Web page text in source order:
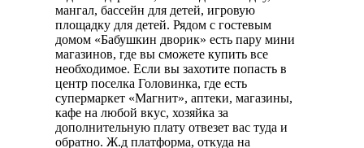
мангал, бассейн для детей, игровую
площадку для детей. Рядом с гостевым
домом «Бабушкин дворик» есть пару мини
магазинов, где вы сможете купить все
необходимое. Если вы захотите попасть в
центр поселка Головинка, где есть
супермаркет «Магнит», аптеки, магазины,
кафе на любой вкус, хозяйка за
дополнительную плату отвезет вас туда и
обратно. Ж.д платформа, откуда на